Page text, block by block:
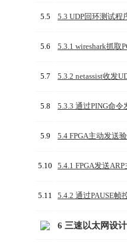
5.5 5.3 UDP回环测试程
5.6 5.3.1 wireshark抓取
5.7 5.3.2 netassist收发
5.8 5.3.3 通过PING命令
5.9 5.4 FPGA主动发送
5.10 5.4.1 FPGA发送
5.11 5.4.2 通过PAUSE帧
6 三速以太网设计